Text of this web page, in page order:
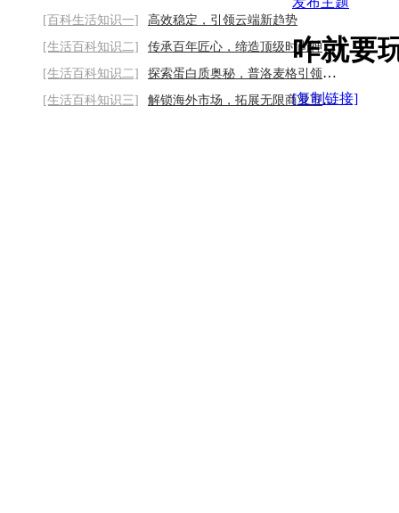
[百科生活知识一]
高效稳定，引领云端新趋势
[生活百科知识二]
传承百年匠心，缔造顶级时尚神话2026/8/6
[生活百科知识二]
探索蛋白质奥秘，普洛麦格引领前沿2026/8/6
[生活百科知识三]
解锁海外市场，拓展无限商业可能2026/8/6
咋就要
[复制链接]